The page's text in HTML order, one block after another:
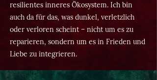
resilientes inneres Ökosystem. Ich bin
auch da für das, was dunkel, verletzlich
oder verloren scheint – nicht um es zu
reparieren, sondern um es in Frieden und
Liebe zu integrieren.